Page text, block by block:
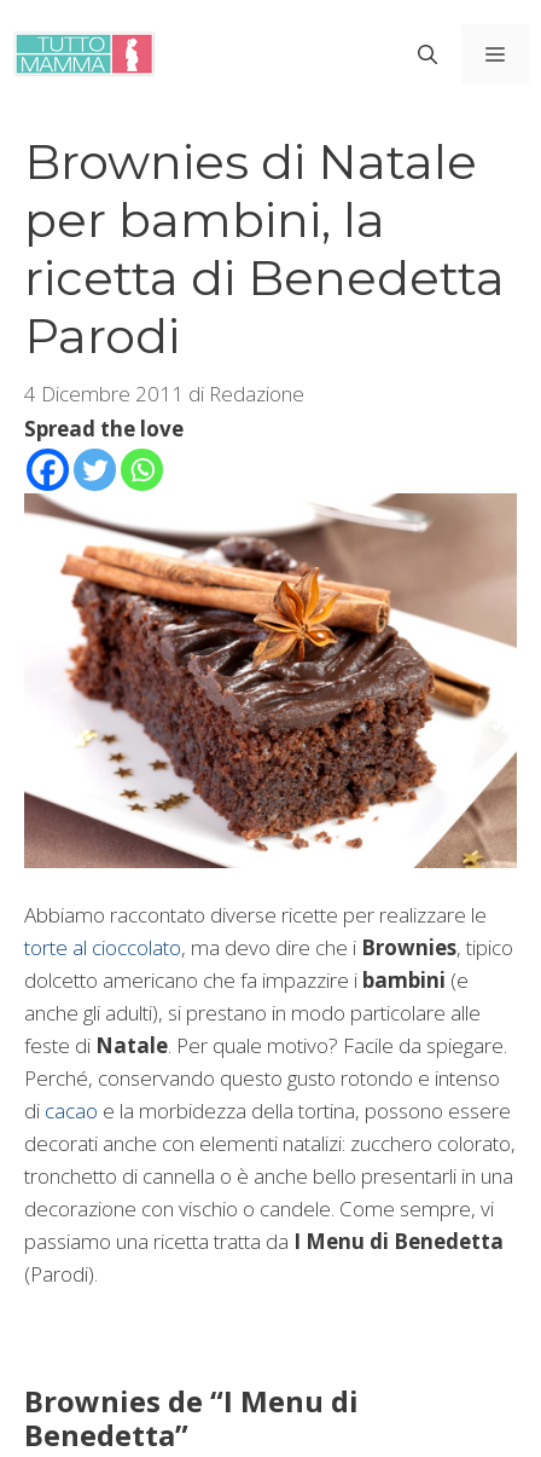
contenuto
Brownies di Natale
per bambini, la
ricetta di Benedetta
Parodi
4 Dicembre 2011 di Redazione
Spread the love
Abbiamo raccontato diverse ricette per realizzare le
torte al cioccolato, ma devo dire che i Brownies, tipico
dolcetto americano che fa impazzire i bambini (e
anche gli adulti), si prestano in modo particolare alle
feste di Natale. Per quale motivo? Facile da spiegare.
Perché, conservando questo gusto rotondo e intenso
di cacao e la morbidezza della tortina, possono essere
decorati anche con elementi natalizi: zucchero colorato,
tronchetto di cannella o è anche bello presentarli in una
decorazione con vischio o candele. Come sempre, vi
passiamo una ricetta tratta da I Menu di Benedetta
(Parodi).
Brownies de “I Menu di
Benedetta”